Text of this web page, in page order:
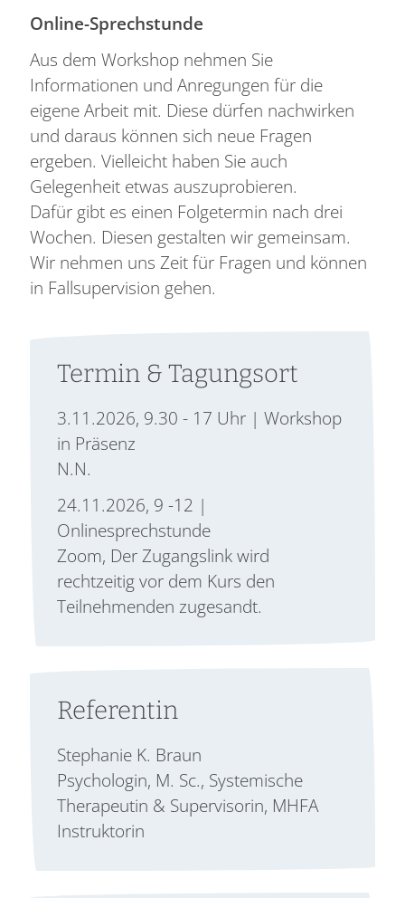
Online-Sprechstunde
Aus dem Workshop nehmen Sie
Informationen und Anregungen für die
eigene Arbeit mit. Diese dürfen nachwirken
und daraus können sich neue Fragen
ergeben. Vielleicht haben Sie auch
Gelegenheit etwas auszuprobieren.
Dafür gibt es einen Folgetermin nach drei
Wochen. Diesen gestalten wir gemeinsam.
Wir nehmen uns Zeit für Fragen und können
in Fallsupervision gehen.
Termin & Tagungsort
3.11.2026, 9.30 - 17 Uhr | Workshop
in Präsenz
N.N.
24.11.2026, 9 -12 |
Onlinesprechstunde
Zoom, Der Zugangslink wird
rechtzeitig vor dem Kurs den
Teilnehmenden zugesandt.
Referentin
Stephanie K. Braun
Psychologin, M. Sc., Systemische
Therapeutin & Supervisorin, MHFA
Instruktorin